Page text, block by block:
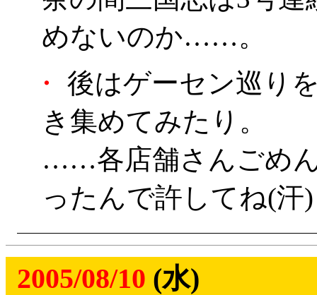
めないのか……。
・
後はゲーセン巡り
き集めてみたり。
……各店舗さんごめ
ったんで許してね(汗)
2005/08/10 (水)